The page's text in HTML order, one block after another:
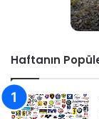
Haftanın